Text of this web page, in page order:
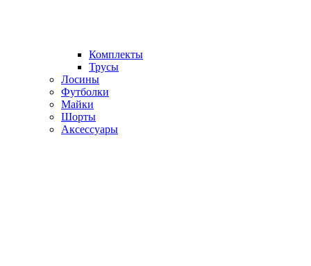
Комплекты
Трусы
Лосины
Футболки
Майки
Шорты
Аксессуары